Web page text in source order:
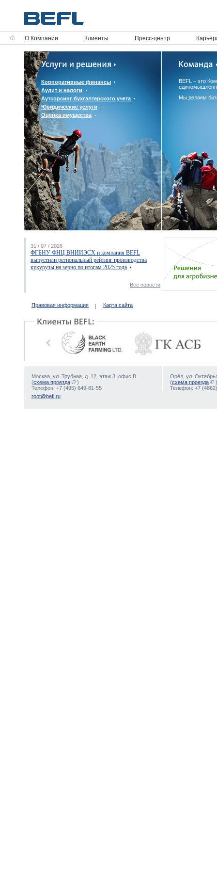
О Компании Клиенты Пресс-центр
Корпоративные финансы
Аудит и налоги
Аутсорсинг бухгалтерского учета
Юридические услуги
Оценка имущества
BEFL – это
Мы делаем
31 / 07 / 2026
ФГБНУ ФНЦ ВНИИЭСХ и компания BEFL
выпустили региональный рейтинг производства
кукурузы на зерно по итогам 2025 года
Все новости
Правовая информация Карта сайта
Москва, ул. Трубная, д. 12, этаж 3, офис В
(схема проезда
)
Телефон: +7 (495) 649-81-55
Орёл, ул.
(схема проезда
)
Телефон: +7
root@befl.ru